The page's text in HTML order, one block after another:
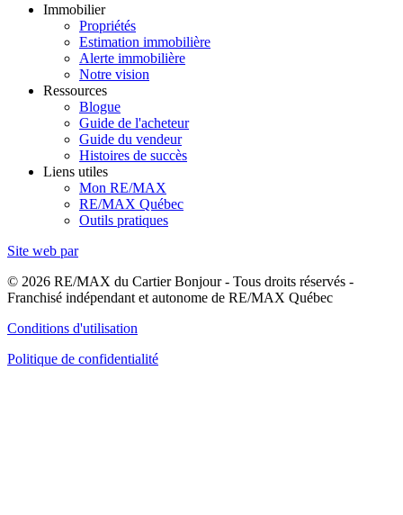
Immobilier
Propriétés
Estimation immobilière
Alerte immobilière
Notre vision
Ressources
Blogue
Guide de l'acheteur
Guide du vendeur
Histoires de succès
Liens utiles
Mon RE/MAX
RE/MAX Québec
Outils pratiques
Site web par
© 2026 RE/MAX du Cartier Bonjour - Tous droits réservés -
Franchisé indépendant et autonome de RE/MAX Québec
Conditions d'utilisation
Politique de confidentialité